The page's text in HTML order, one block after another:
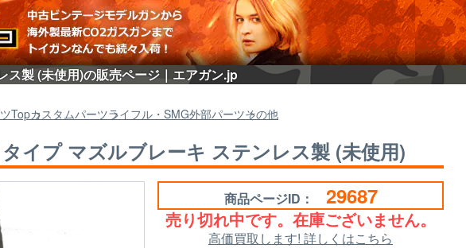
製 (未使用)の販売ページ｜エアガン.jp
Topカスタムパーツライフル・SMG外部パーツその他
イプ マズルブレーキ ステンレス製 (未使用)
商品ページID： 29687
売り切れ中です。在庫ございません。
高価買取します! 詳しくはこちら